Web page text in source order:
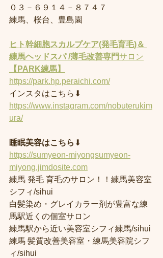
０３－６９１４－８７４７
練馬、桜台、豊島園
ヒト幹細胞スカルプケア(発毛育毛)＆
練馬ヘッドスパ /薄毛改善専門サロン
【PARK練馬】
https://park.hp.peraichi.com/
インスタはこちら⬇︎
https://www.instagram.com/nobuterukim
ura/
睡眠美容はこちら ⬇︎
https://sumyeon-miyongsumyeon-
miyong.jimdosite.com
練馬 発毛 育毛のサロン！！練馬美容室
シフィ/sihui
白髪染め・グレイカラー剤が豊富な練
馬駅近くの個室サロン
練馬駅から近い美容室シフィ練馬/sihui
練馬 髪質改善美容室・練馬美容院シフ
ィ/sihui